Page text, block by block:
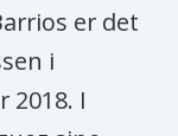
er det
i
2018. I